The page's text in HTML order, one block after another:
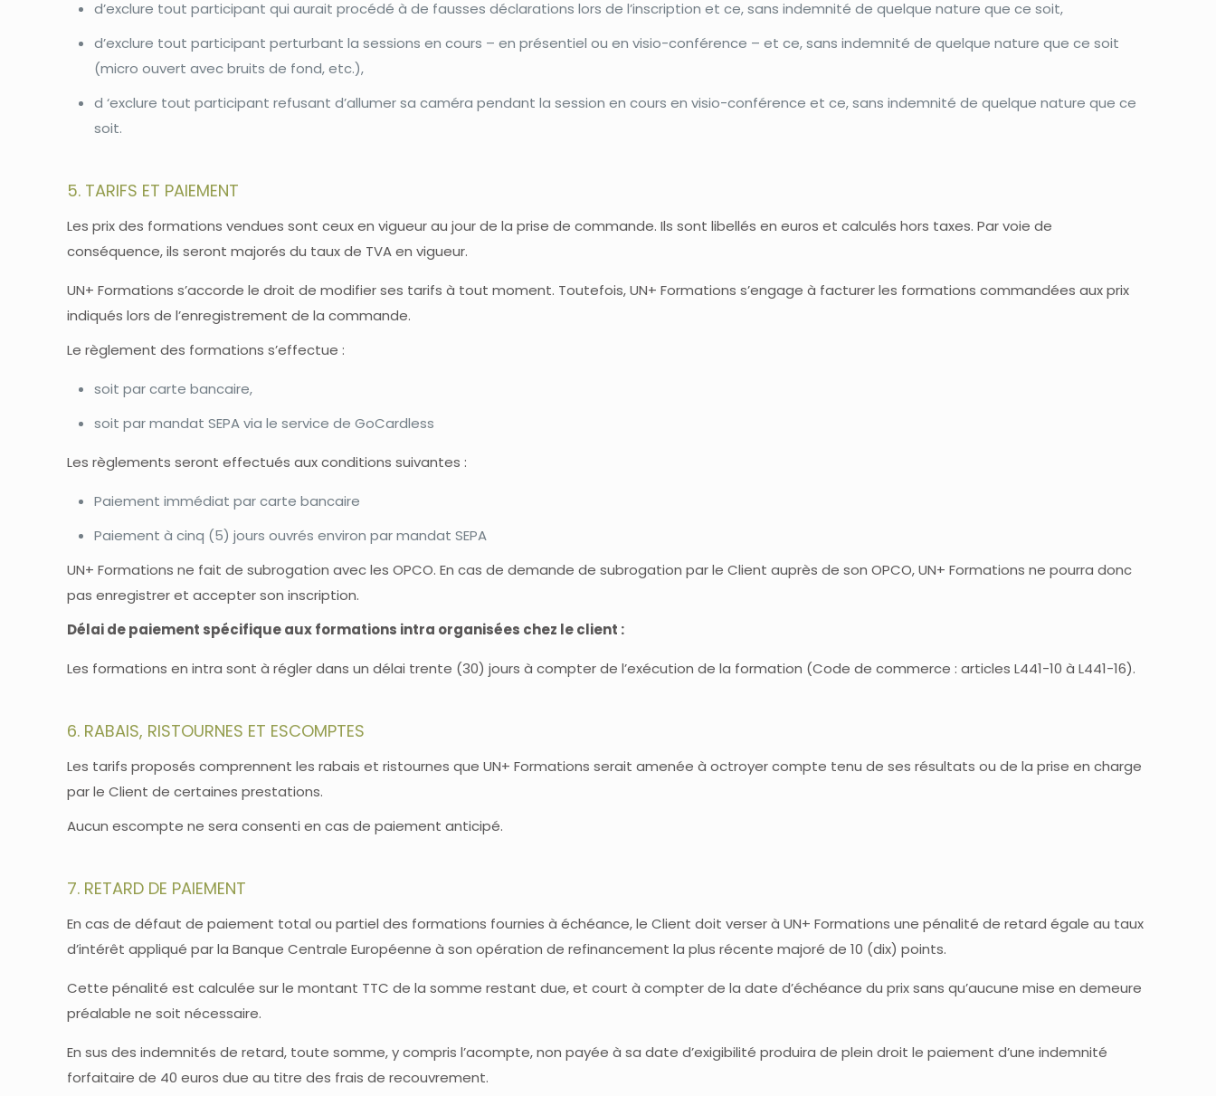
d’exclure tout participant qui aurait procédé à de fausses déclarations lors de l’inscription et ce, sans indemnité de quelque nature que ce soit,
d’exclure tout participant perturbant la sessions en cours – en présentiel ou en visio-conférence – et ce, sans indemnité de quelque nature que ce soit
(micro ouvert avec bruits de fond, etc.),
d ‘exclure tout participant refusant d’allumer sa caméra pendant la session en cours en visio-conférence et ce, sans indemnité de quelque nature que ce
soit.
5. TARIFS ET PAIEMENT
Les prix des formations vendues sont ceux en vigueur au jour de la prise de commande. Ils sont libellés en euros et calculés hors taxes. Par voie de
conséquence, ils seront majorés du taux de TVA en vigueur.
UN+ Formations s’accorde le droit de modifier ses tarifs à tout moment. Toutefois, UN+ Formations s’engage à facturer les formations commandées aux prix
indiqués lors de l’enregistrement de la commande.
Le règlement des formations s’effectue :
soit par carte bancaire,
soit par mandat SEPA via le service de GoCardless
Les règlements seront effectués aux conditions suivantes :
Paiement immédiat par carte bancaire
Paiement à cinq (5) jours ouvrés environ par mandat SEPA
UN+ Formations ne fait de subrogation avec les OPCO. En cas de demande de subrogation par le Client auprès de son OPCO, UN+ Formations ne pourra donc
pas enregistrer et accepter son inscription.
Délai de paiement spécifique aux formations intra organisées chez le client :
Les formations en intra sont à régler dans un délai trente (30) jours à compter de l’exécution de la formation (Code de commerce : articles L441-10 à L441-16).
6. RABAIS, RISTOURNES ET ESCOMPTES
Les tarifs proposés comprennent les rabais et ristournes que UN+ Formations serait amenée à octroyer compte tenu de ses résultats ou de la prise en charge
par le Client de certaines prestations.
Aucun escompte ne sera consenti en cas de paiement anticipé.
7. RETARD DE PAIEMENT
En cas de défaut de paiement total ou partiel des formations fournies à échéance, le Client doit verser à UN+ Formations une pénalité de retard égale au taux
d’intérêt appliqué par la Banque Centrale Européenne à son opération de refinancement la plus récente majoré de 10 (dix) points.
Cette pénalité est calculée sur le montant TTC de la somme restant due, et court à compter de la date d’échéance du prix sans qu’aucune mise en demeure
préalable ne soit nécessaire.
En sus des indemnités de retard, toute somme, y compris l’acompte, non payée à sa date d’exigibilité produira de plein droit le paiement d’une indemnité
forfaitaire de 40 euros due au titre des frais de recouvrement.